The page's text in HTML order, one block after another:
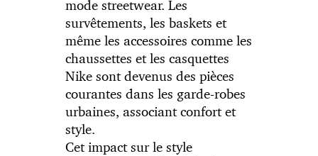
mode streetwear. Les
survêtements, les baskets et
même les accessoires comme les
chaussettes et les casquettes
Nike sont devenus des pièces
courantes dans les garde-robes
urbaines, associant confort et
style.
Cet impact sur le style